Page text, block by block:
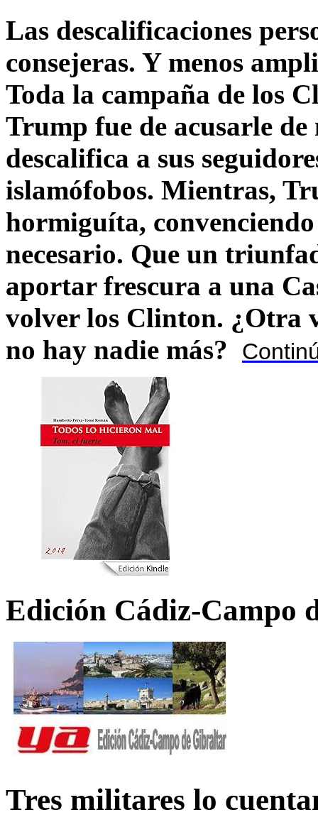
Las descalificaciones
consejeras. Y menos
Toda la campaña de los
Trump fue de acusarle
descalifica a sus
islamófobos. Mientras,
hormiguíta,
necesario. Que un
aportar frescura a una
volver los Clinton. ¿Otra
no hay nadie más?
Edición Cádiz-Campo
Tres militares lo